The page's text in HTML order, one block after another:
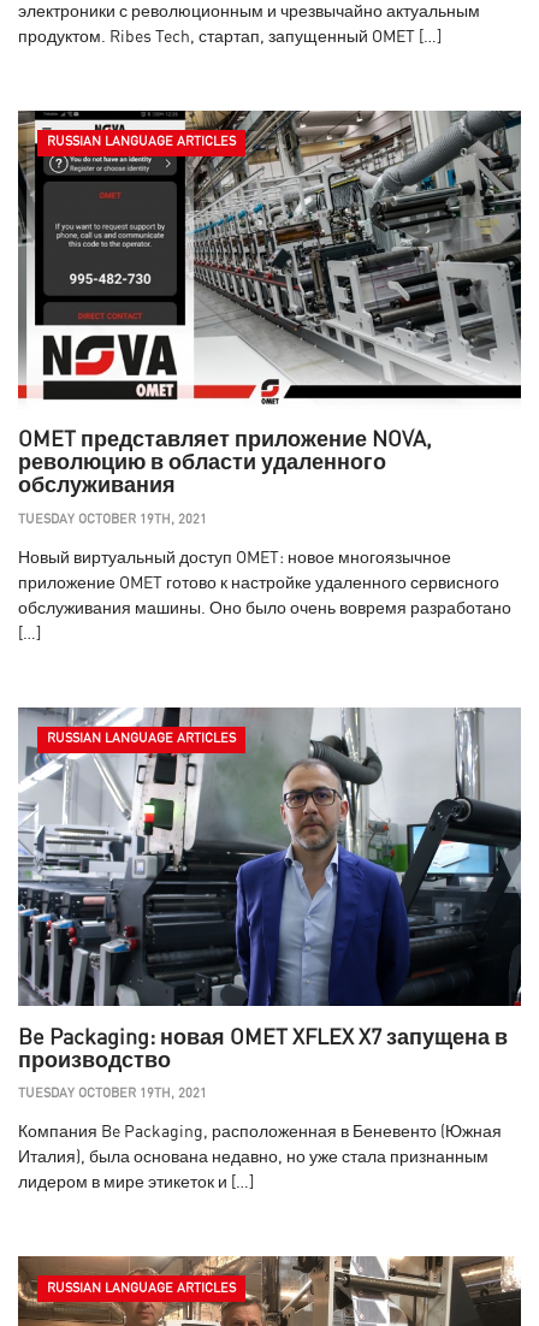
электроники с революционным и чрезвычайно актуальным
продуктом. Ribes Tech, стартап, запущенный OMET […]
RUSSIAN LANGUAGE ARTICLES
OMET представляет приложение NOVA,
революцию в области удаленного
обслуживания
TUESDAY OCTOBER 19TH, 2021
Новый виртуальный доступ OMET: новое многоязычное
приложение OMET готово к настройке удаленного сервисного
обслуживания машины. Оно было очень вовремя разработано
[…]
RUSSIAN LANGUAGE ARTICLES
Be Packaging: новая OMET XFLEX X7 запущена в
производство
TUESDAY OCTOBER 19TH, 2021
Компания Be Packaging, расположенная в Беневенто (Южная
Италия), была основана недавно, но уже стала признанным
лидером в мире этикеток и […]
RUSSIAN LANGUAGE ARTICLES